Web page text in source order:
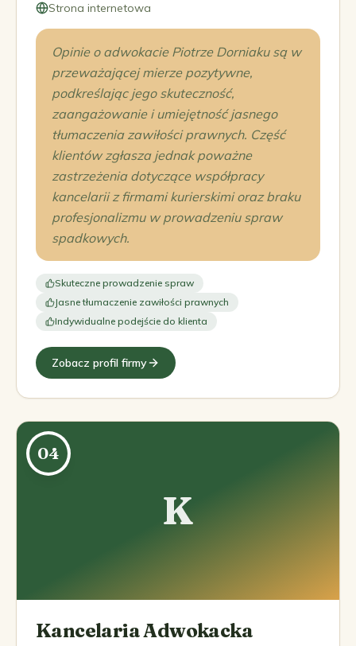
Strona internetowa
Opinie o adwokacie Piotrze Dorniaku są w
przeważającej mierze pozytywne,
podkreślając jego skuteczność,
zaangażowanie i umiejętność jasnego
tłumaczenia zawiłości prawnych. Część
klientów zgłasza jednak poważne
zastrzeżenia dotyczące współpracy
kancelarii z firmami kurierskimi oraz braku
profesjonalizmu w prowadzeniu spraw
spadkowych.
Skuteczne prowadzenie spraw
Jasne tłumaczenie zawiłości prawnych
Indywidualne podejście do klienta
Zobacz profil firmy
K
04
Kancelaria Adwokacka